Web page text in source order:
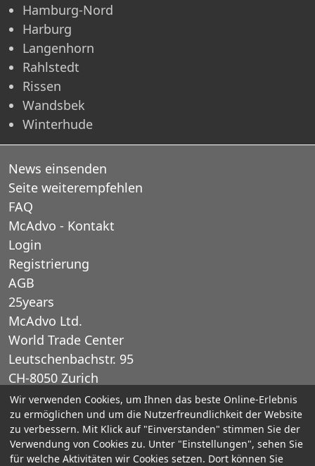
Hamburg-Nord
Harburg
Langenhorn
Rahlstedt
Rissen
Wandsbek
Winterhude
News einsenden
Seite weiterempfehlen
FAQ
McAdvo - Kontakt
Login
Registrierung
AGB
25years
McAdvo Ltd.
World Trade Center
Leutschenbachstr. 95
CH-8050 Zurich
Schweiz
E-Mail: office@mcadvo.com
Wir verwenden Cookies, um Ihnen das beste Online-Erlebnis
zu ermöglichen und um die Nutzerfreundlichkeit der Website
zu verbessern. Mit Klick auf "Einverstanden" stimmen Sie der
Verwendung von Cookies zu. Unter "Einstellungen", sehen Sie
für welche Aktivitäten wir Cookies setzen. Dort können Sie